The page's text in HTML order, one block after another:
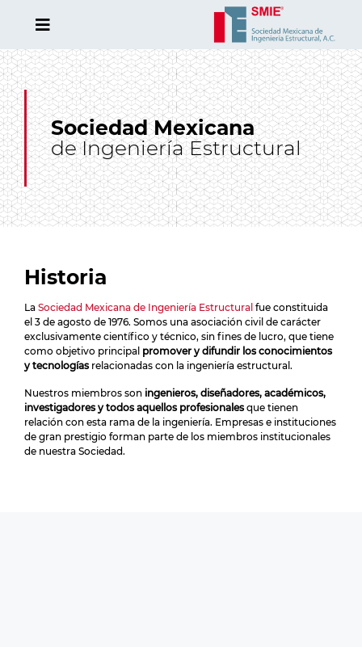
Sociedad Mexicana
de Ingeniería Estructural
Historia
La Sociedad Mexicana de Ingeniería Estructural fue constituida
el 3 de agosto de 1976. Somos una asociación civil de carácter
exclusivamente científico y técnico, sin fines de lucro, que tiene
como objetivo principal promover y difundir los conocimientos
y tecnologías relacionadas con la ingeniería estructural.
Nuestros miembros son ingenieros, diseñadores, académicos,
investigadores y todos aquellos profesionalesque tienen
relación con esta rama de la ingeniería. Empresas e instituciones
de gran prestigio forman parte de los miembros institucionales
de nuestra Sociedad.